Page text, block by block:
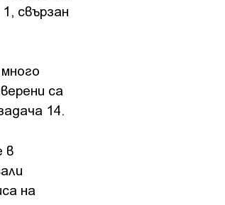
свързан
са
14.
в
на